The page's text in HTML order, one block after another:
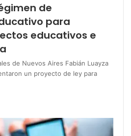
de
para
educativos e
de Nuevos Aires Fabián Luayza
un proyecto de ley para